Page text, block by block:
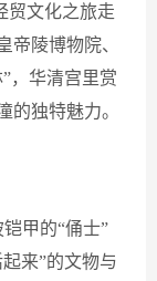
贸文化之旅走
帝陵博物院、
，华清宫里赏
的独特魅力。
甲的“俑士”
来”的文物与